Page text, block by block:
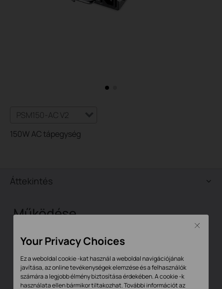
PSM150-AC V2
150W AC tápegység
Áttekintés
Működése
DC kimeneti tápegység. Át tudja alakítani a bemeneti
feszültség 12 Voltig a maximális, 150 wattos kimeneti
teljesítménnyel. A tápegység teljes egészében
cserélhető működés közben, elődegítve, hogy ne kelljen
Your Privacy Choices
Ez a weboldal cookie -kat használ a weboldal navigációjának
javítása, az online tevékenységek elemzése és a felhasználók
számára a legjobb élmény biztosítása érdekében. A cookie -k
használata ellen bármikor tiltakozhat. További információt az
Close